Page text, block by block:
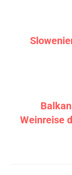
Weinreise